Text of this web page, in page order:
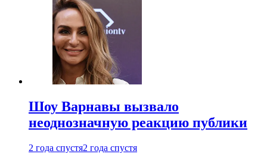
Шоу Варнавы вызвало
неоднозначную реакцию публики
2 года спустя2 года спустя